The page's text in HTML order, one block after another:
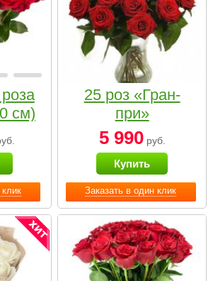
см)
Заказать в один клик
25 роз «Гран-
при»
5 990руб.
Купить